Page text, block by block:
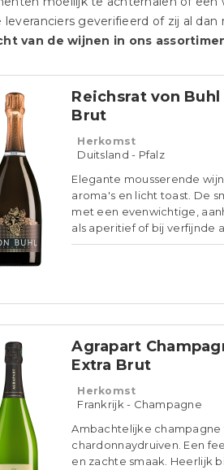
leveranciers geverifieerd of zij al
van de wijnen in ons
Reichsrat von
Brut
Herkomst
Duitsland - Pfalz
Elegante mousserende
aroma's en licht toast. De
met een evenwichtige,
als aperitief of bij verfijnde
Agrapart
Extra Brut
Herkomst
Frankrijk - Champagne
Ambachtelijke champagne
chardonnaydruiven. Een
en zachte smaak. Heerlijk